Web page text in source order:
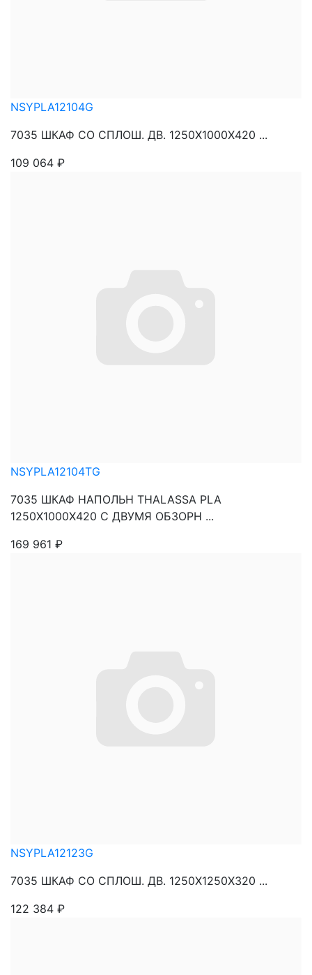
NSYPLA12104G
7035 ШКАФ СО СПЛОШ. ДВ. 1250Х1000Х420 ...
109 064 ₽
NSYPLA12104TG
7035 ШКАФ НАПОЛЬН THALASSA PLA
1250X1000X420 C ДВУМЯ ОБЗОРН ...
169 961 ₽
NSYPLA12123G
7035 ШКАФ СО СПЛОШ. ДВ. 1250Х1250Х320 ...
122 384 ₽